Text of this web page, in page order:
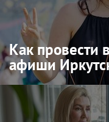
Как провести
афиши